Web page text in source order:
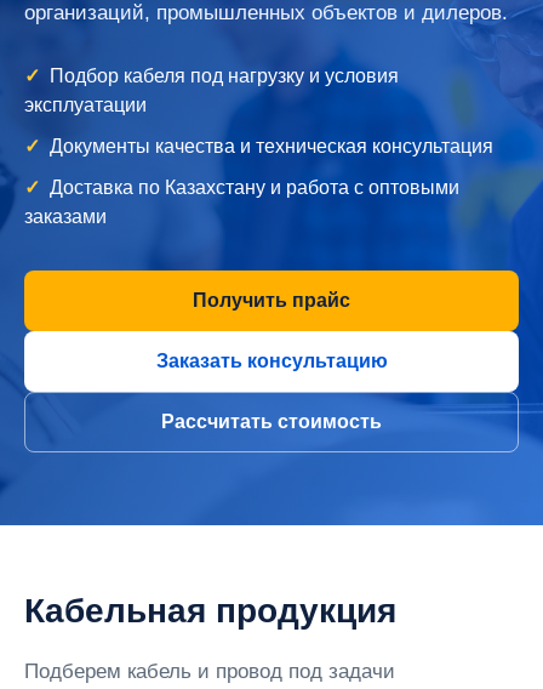
организаций, промышленных объектов и дилеров.
Подбор кабеля под нагрузку и условия
эксплуатации
Документы качества и техническая консультация
Доставка по Казахстану и работа с оптовыми
заказами
Получить прайс
Заказать консультацию
Рассчитать стоимость
Кабельная продукция
Подберем кабель и провод под задачи